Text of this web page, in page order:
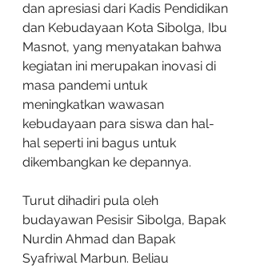
dan apresiasi dari Kadis Pendidikan
dan Kebudayaan Kota Sibolga, Ibu
Masnot, yang menyatakan bahwa
kegiatan ini merupakan inovasi di
masa pandemi untuk
meningkatkan wawasan
kebudayaan para siswa dan hal-
hal seperti ini bagus untuk
dikembangkan ke depannya.
Turut dihadiri pula oleh
budayawan Pesisir Sibolga, Bapak
Nurdin Ahmad dan Bapak
Syafriwal Marbun. Beliau